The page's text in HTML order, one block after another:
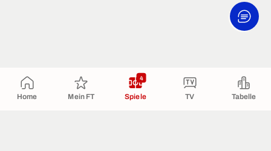
Home Mein FT Spiele
4
TV Tabelle